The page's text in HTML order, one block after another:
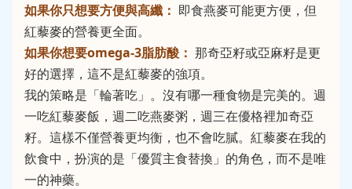
如果你只想要方便與高纖： 即食燕麥可能更方便，但
紅藜麥的營養更全面。
如果你想要omega-3脂肪酸： 那奇亞籽或亞麻籽是更
好的選擇，這不是紅藜麥的強項。
我的策略是「輪著吃」。沒有哪一種食物是完美的。週
一吃紅藜麥飯，週二吃燕麥粥，週三在優格裡加奇亞
籽。這樣不僅營養更均衡，也不會吃膩。紅藜麥在我的
飲食中，扮演的是「優質主食替換」的角色，而不是唯
一的神藥。